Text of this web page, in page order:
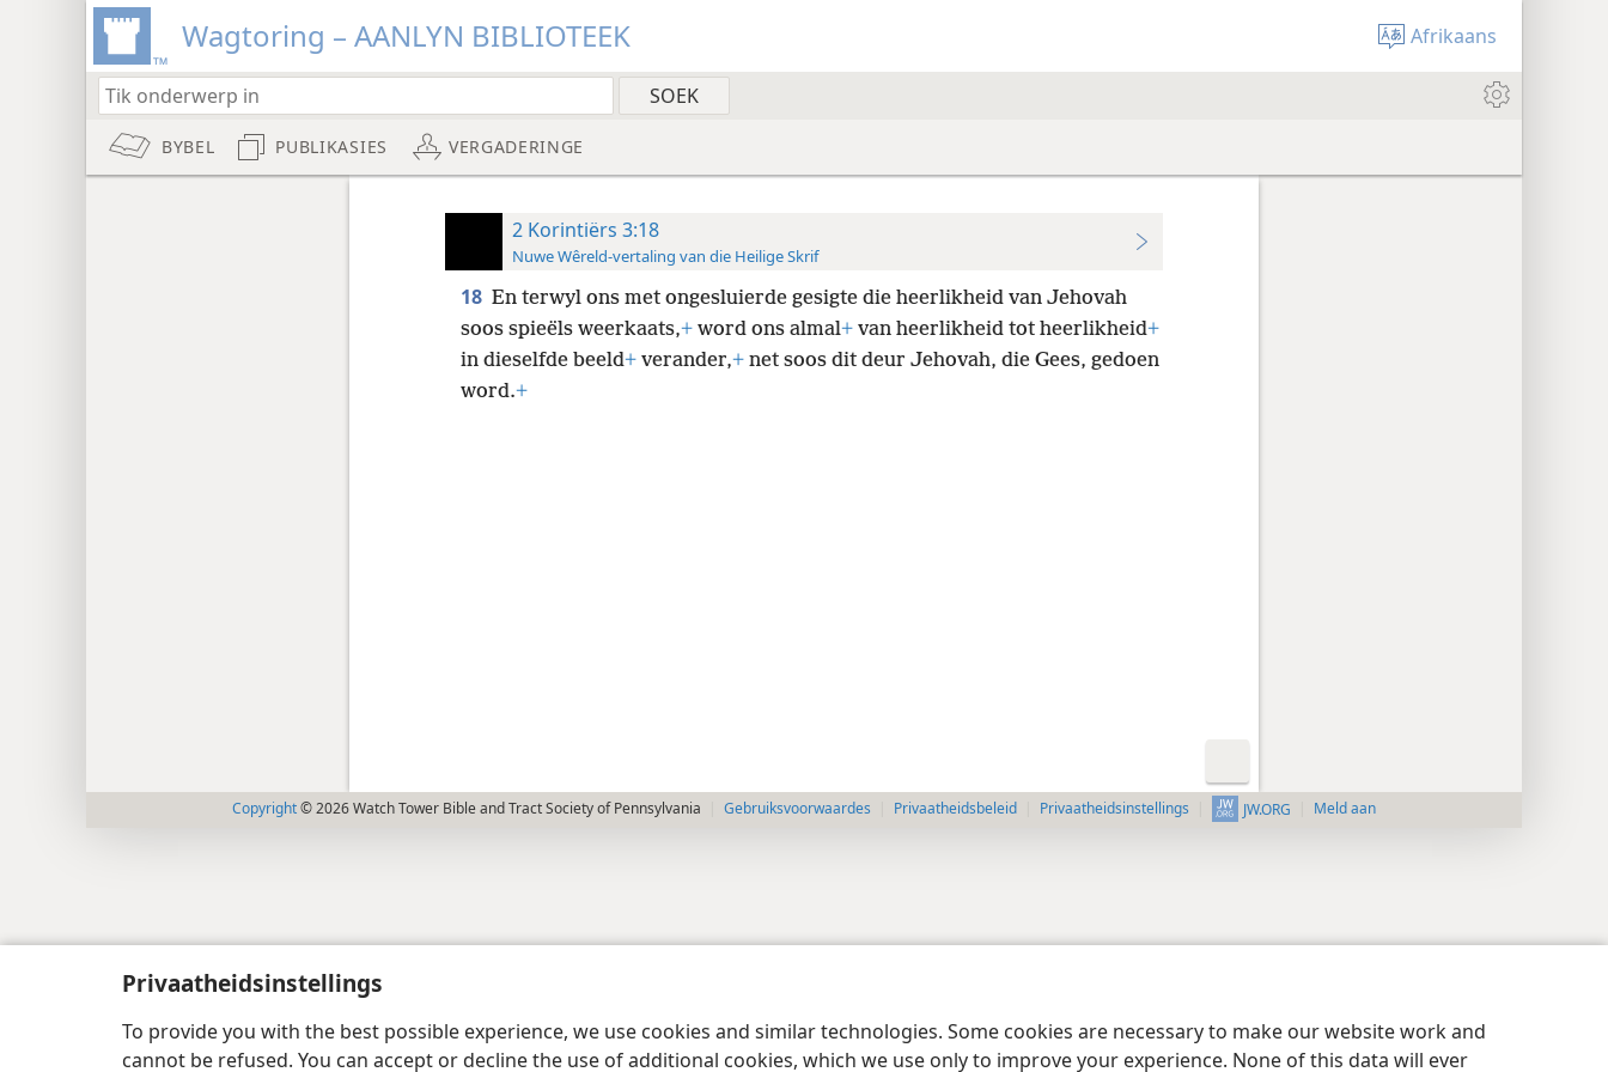
Privaatheidsinstellings
To provide you with the best possible experience, we use cookies and similar technologies. Some cookies are necessary to make our website work and
cannot be refused. You can accept or decline the use of additional cookies, which we use only to improve your experience. None of this data will ever
Wagtoring – AANLYN BIBLIOTEEK Afrikaans
BYBEL PUBLIKASIES VERGADERINGE
2 Korintiërs 3:18
Nuwe Wêreld-vertaling van die Heilige Skrif
18 En terwyl ons met ongesluierde gesigte die heerlikheid van Jehovah
soos spieëls weerkaats,+word ons almal+van heerlikheid tot heerlikheid+
in dieselfde beeld+verander,+net soos dit deur Jehovah, die Gees, gedoen
word.+
Copyright© 2026 Watch Tower Bible and Tract Society of Pennsylvania Gebruiksvoorwaardes Privaatheidsbeleid Privaatheidsinstellings JW.ORG Meld aan